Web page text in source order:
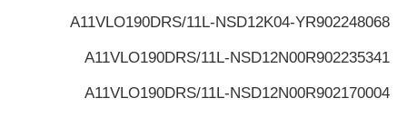
R902248068
A11VLO190DRS/11L-NSD12K04-Y
R902235341
A11VLO190DRS/11L-NSD12N00
R902170004
A11VLO190DRS/11L-NSD12N00